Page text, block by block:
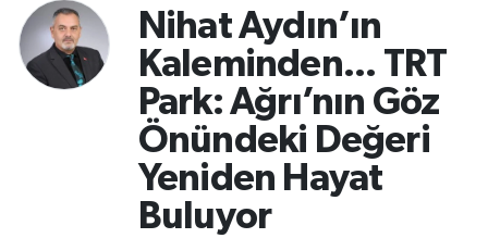
Nihat Aydın’ın
Kaleminden... TRT
Park: Ağrı’nın Göz
Önündeki Değeri
Yeniden Hayat
Buluyor
Süper Lig Puan Durumu ve Fikstür
Tüm Manşetler
Son Dakika Haberleri
Haber Arşivi